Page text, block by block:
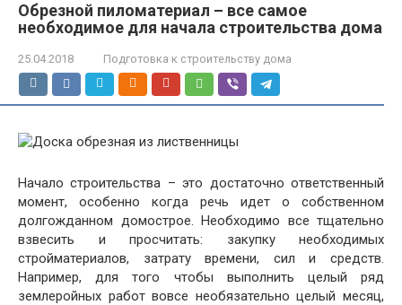
Обрезной пиломатериал – все самое
необходимое для начала строительства дома
25.04.2018 Подготовка к строительству дома
Начало строительства – это достаточно ответственный
момент, особенно когда речь идет о собственном
долгожданном домострое. Необходимо все тщательно
взвесить и просчитать: закупку необходимых
стройматериалов, затрату времени, сил и средств.
Например, для того чтобы выполнить целый ряд
землеройных работ вовсе необязательно целый месяц,